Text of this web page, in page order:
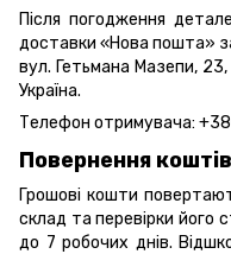
Після погодження
доставки «Нова пошта»
вул. Гетьмана Мазепи, 23,
Україна.
Телефон отримувача:
Повернення коштів
Грошові кошти
склад та перевірки його
до 7 робочих днів.